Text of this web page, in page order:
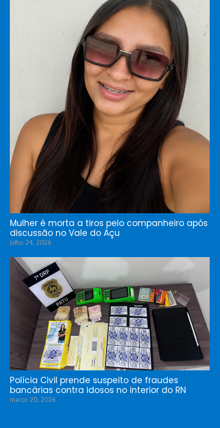
Mulher é morta a tiros pelo companheiro após
discussão no Vale do Açu
julho 24, 2026
Polícia Civil prende suspeito de fraudes
bancárias contra idosos no interior do RN
março 20, 2026